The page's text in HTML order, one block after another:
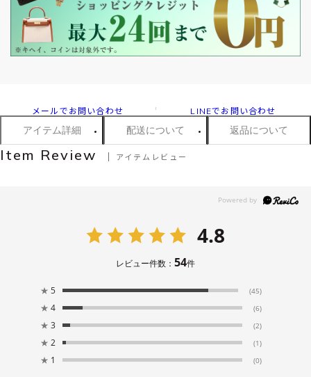
メールでお問い合わせ LINEでお問い合わせ
アイテム詳細 配送について 返品について
Item Review アイテムレビュー
4.8
レビュー件数： 54件
★ 5 (45)
★ 4 (6)
★ 3 (2)
★ 2 (1)
★ 1 (0)